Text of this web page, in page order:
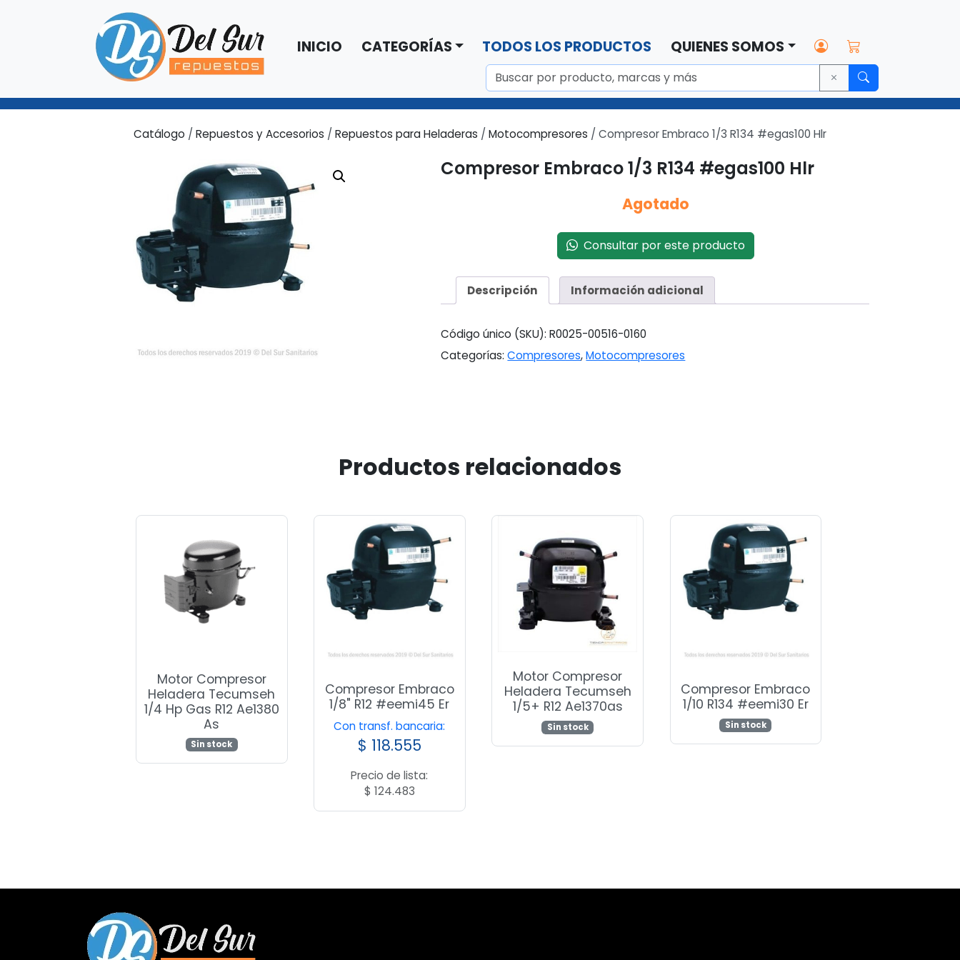
INICIO CATEGORÍAS TODOS LOS PRODUCTOS QUIENES SOMOS
Catálogo / Repuestos y Accesorios / Repuestos para Heladeras / Motocompresores / Compresor Embraco 1/3 R134 #egas100 Hlr
Compresor Embraco 1/3 R134 #egas100 Hlr
Agotado
Consultar por este producto
Descripción Información adicional
Código único (SKU):R0025-00516-0160
Categorías:Compresores,Motocompresores
Productos relacionados
Motor Compresor
Heladera Tecumseh
1/4 Hp Gas R12 Ae1380
As
Sin stock
Compresor Embraco
1/8" R12 #eemi45 Er
Con transf. bancaria:
$ 118.555
Precio de lista:
$ 124.483
Motor Compresor
Heladera Tecumseh
1/5+ R12 Ae1370as
Sin stock
Compresor Embraco
1/10 R134 #eemi30 Er
Sin stock